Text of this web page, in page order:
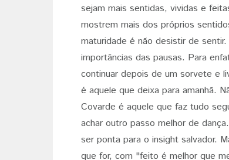
sejam mais sentidas, vividas e
mostrem mais dos próprios
maturidade é não desistir de
importâncias das pausas. Para
continuar depois de um sorvete e
é aquele que deixa para amanhã.
Covarde é aquele que faz tudo
achar outro passo melhor de
ser ponta para o insight salvador.
que for, com "feito é melhor que